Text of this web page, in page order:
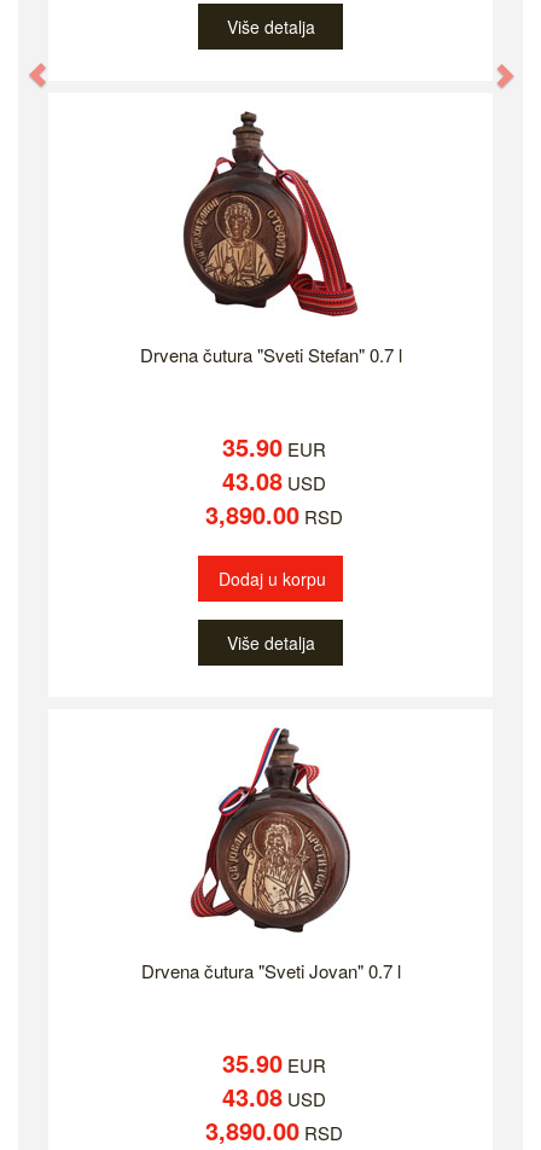
Više detalja
Drvena čutura "Sveti Stefan" 0.7 l
35.90EUR
43.08USD
3,890.00RSD
Dodaj u korpu
Više detalja
Drvena čutura "Sveti Jovan" 0.7 l
35.90EUR
43.08USD
3,890.00RSD